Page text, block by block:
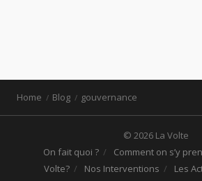
Home Blog gouvernance
© 2026 La Volte
On fait quoi ?
Comment on s’y
Volte?
Nos Interventions Les